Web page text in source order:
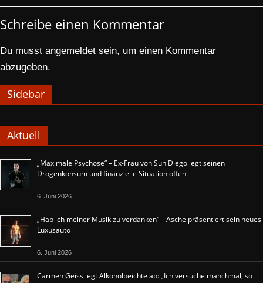
Schreibe einen Kommentar
Du musst angemeldet sein, um einen Kommentar
abzugeben.
Sidebar
Aktuell
„Maximale Psychose“ – Ex-Frau von Sun Diego legt seinen
Drogenkonsum und finanzielle Situation offen
6. Juni 2026
„Hab ich meiner Musik zu verdanken“ – Asche präsentiert sein neues
Luxusauto
6. Juni 2026
Carmen Geiss legt Alkoholbeichte ab: „Ich versuche manchmal, so